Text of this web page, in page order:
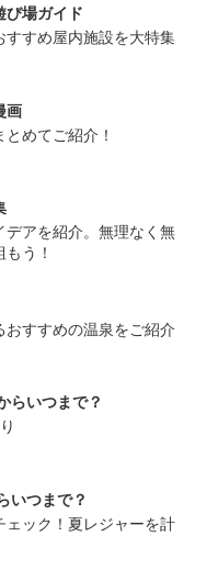
び場ガイド
すめ屋内施設を大特集
画
めてご紹介！
アを紹介。無理なく無
う！
すすめの温泉をご紹介
らいつまで？
いつまで？
ック！夏レジャーを計